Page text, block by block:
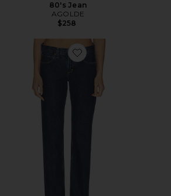
80's Jean
AGOLDE
$258
Favorite Stovepipe Jean